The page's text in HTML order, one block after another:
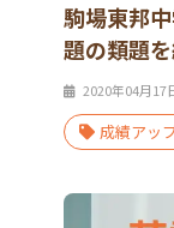
駒場東邦
題の類題
2020年04月17
成績アッ